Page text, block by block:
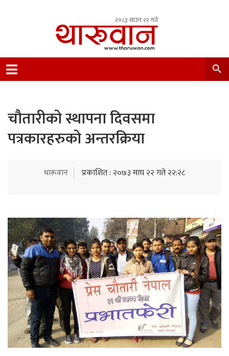
२०८३ साउन २२ गते
Nepal.
चौतारीको स्थापना दिवसमा
पत्रकारहरुको अन्तरक्रिया
थारूवान प्रकाशित : २०७३ माघ २२ गते २२:२८